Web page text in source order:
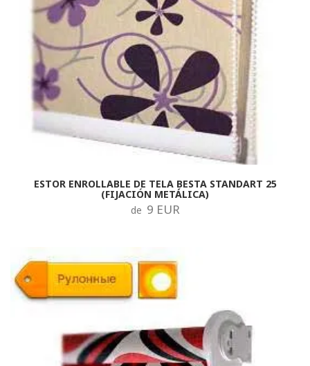
ESTOR ENROLLABLE DE TELA BESTA STANDART 25
(FIJACIÓN METÁLICA)
de 9 EUR